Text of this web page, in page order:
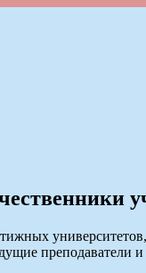
преподаватели и